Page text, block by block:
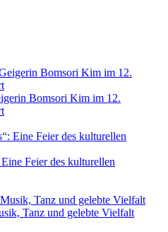
Bomsori Kim im 12.
Feier des kulturellen
Tanz und gelebte Vielfalt